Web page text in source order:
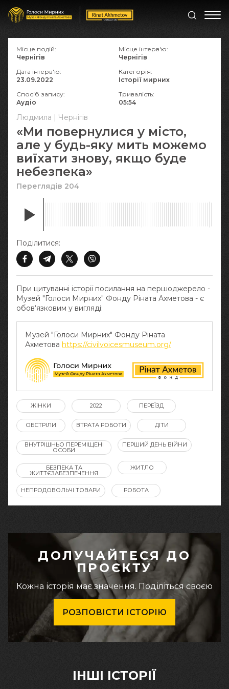
Людмила | Чернігів
«Ми повернулися у місто,
але у будь-яку мить можемо
виїхати знову, якщо буде
небезпека»
Переглядів 204
При цитуванні історії посилання на першоджерело -
Музей "Голоси Мирних" Фонду Ріната Ахметова - є
обов‘язковим у вигляді:
Музей "Голоси Мирних" Фонду Ріната
Ахметова https://civilvoicesmuseum.org/
Поділитися:
Місце подій:
Чернігів
Місце інтерв'ю:
Чернігів
Дата інтерв'ю:
23.09.2022
Категорія:
Історії мирних
Спосіб запису:
Аудіо
Тривалість:
05:54
ЖІНКИ 2022 ПЕРЕЇЗД
ОБСТРІЛИ ВТРАТА РОБОТИ ДІТИ
ВНУТРІШНЬО ПЕРЕМІЩЕНІ
ОСОБИ
ПЕРШИЙ ДЕНЬ ВІЙНИ
БЕЗПЕКА ТА
ЖИТТЄЗАБЕЗПЕЧЕННЯ
ЖИТЛО
НЕПРОДОВОЛЬЧІ ТОВАРИ РОБОТА
ДОЛУЧАЙТЕСЯ ДО
ПРОЄКТУ
Кожна історія має значення. Поділіться своєю
РОЗПОВІСТИ ІСТОРІЮ
ІНШІ ІСТОРІЇ